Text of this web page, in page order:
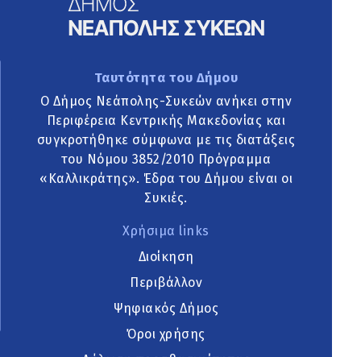
Ταυτότητα του Δήμου
Ο Δήμος Νεάπολης-Συκεών ανήκει στην
Περιφέρεια Κεντρικής Μακεδονίας και
συγκροτήθηκε σύμφωνα με τις διατάξεις
του Νόμου 3852/2010 Πρόγραμμα
«Καλλικράτης». Έδρα του Δήμου είναι οι
Συκιές.
Χρήσιμα links
Διοίκηση
Περιβάλλον
Ψηφιακός Δήμος
Όροι χρήσης